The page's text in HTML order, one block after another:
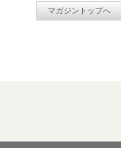
マガジントップへ